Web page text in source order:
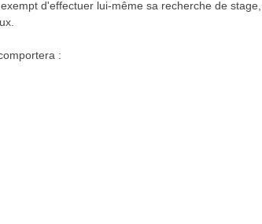
d'effectuer lui-même sa recherche de stage,
: